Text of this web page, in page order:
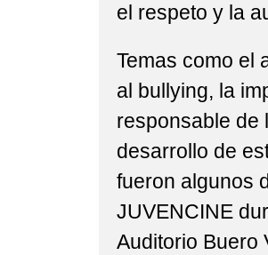
el respeto y la
Temas como el
al bullying, la
responsable de
desarrollo de
fueron algunos
JUVENCINE
Auditorio Buero